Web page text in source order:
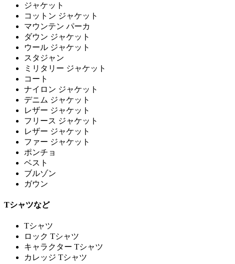
ジャケット
コットン ジャケット
マウンテン パーカ
ダウン ジャケット
ウール ジャケット
スタジャン
ミリタリー ジャケット
コート
ナイロン ジャケット
デニム ジャケット
レザー ジャケット
フリース ジャケット
レザー ジャケット
ファー ジャケット
ポンチョ
ベスト
ブルゾン
ガウン
Tシャツなど
Tシャツ
ロック Tシャツ
キャラクター Tシャツ
カレッジ Tシャツ